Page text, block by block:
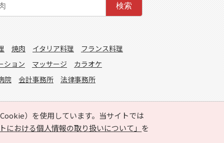
）を使用しています。当サイトでは
における個人情報の取り扱いについて」 を
検索
焼肉 イタリア料理
フランス料理
ション マッサージ
カラオケ
院 会計事務所 法律事務所